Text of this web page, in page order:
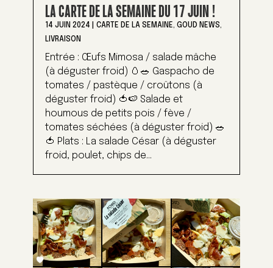
LA CARTE DE LA SEMAINE DU 17 JUIN !
14 JUIN 2024 CARTE DE LA SEMAINE, GOUD NEWS,
LIVRAISON
Entrée : Œufs Mimosa / salade mâche
(à déguster froid) 🥚🥗 Gaspacho de
tomates / pastèque / croûtons (à
déguster froid) 🍅🍉 Salade et
houmous de petits pois / fève /
tomates séchées (à déguster froid) 🥗
🍅 Plats : La salade César (à déguster
froid, poulet, chips de...